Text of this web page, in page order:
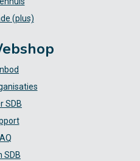
(plus)
SDB
SDB